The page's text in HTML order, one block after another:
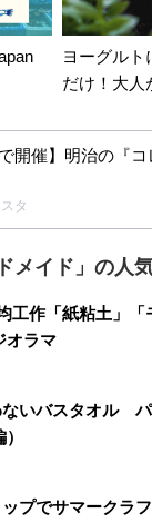
ヨーグルト
だけ！大人
で開催】明治の『
タ
メイド」の人
工作「紙粘土」「
オラマ
いバスタオル
プでサマークラ